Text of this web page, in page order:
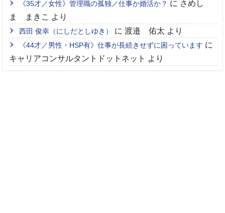
《35才／女性》管理職の孤独／仕事か婚活か？ に さめし
ま まきこ より
西田 俊幸（にしだとしゆき） に渡邉 佑太 より
《44才／男性・HSP有》仕事が長続きせずに困っています に
キャリアコンサルタントドットネット より